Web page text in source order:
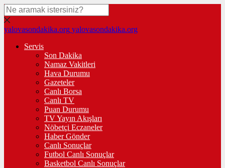
yalovasondakika.org yalovasondakika.org
Servis
Son Dakika
Namaz Vakitleri
Hava Durumu
Gazeteler
Canlı Borsa
Canlı TV
Puan Durumu
TV Yayın Akışları
Nöbetçi Eczaneler
Haber Gönder
Canlı Sonuçlar
Futbol Canlı Sonuçlar
Basketbol Canlı Sonuçlar